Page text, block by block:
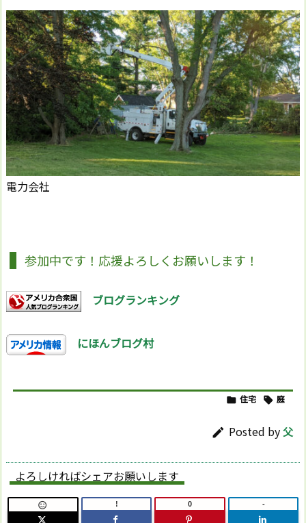
電力会社
参加中です！応援よろしくお願いします！
ブログランキング
にほんブログ村
 住宅  庭
 Posted by父
よろしければシェアお願いします
 ! 0 -